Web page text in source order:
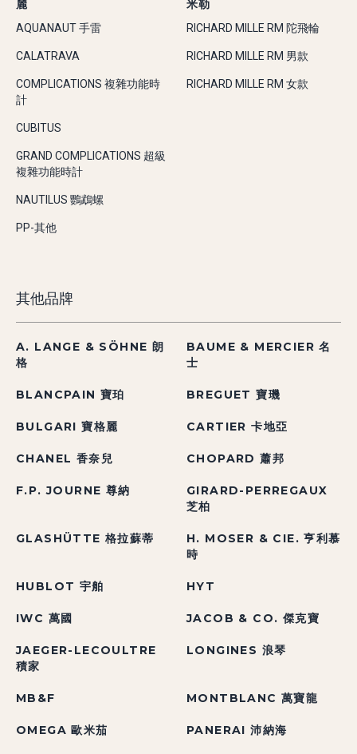
麗
AQUANAUT 手雷
CALATRAVA
COMPLICATIONS 複雜功能時
計
CUBITUS
GRAND COMPLICATIONS 超級
複雜功能時計
NAUTILUS 鸚鵡螺
PP-其他
米勒
RICHARD MILLE RM 陀飛輪
RICHARD MILLE RM 男款
RICHARD MILLE RM 女款
其他品牌
A. LANGE & SÖHNE 朗
格
BAUME & MERCIER 名
士
BLANCPAIN 寶珀 BREGUET 寶璣
BULGARI 寶格麗 CARTIER 卡地亞
CHANEL 香奈兒 CHOPARD 蕭邦
F.P. JOURNE 尊納
GIRARD-PERREGAUX
芝柏
GLASHÜTTE 格拉蘇蒂
H. MOSER & CIE. 亨利慕
時
HUBLOT 宇舶 HYT
IWC 萬國 JACOB & CO. 傑克寶
JAEGER-LECOULTRE
積家
LONGINES 浪琴
MB&F MONTBLANC 萬寶龍
OMEGA 歐米茄 PANERAI 沛納海